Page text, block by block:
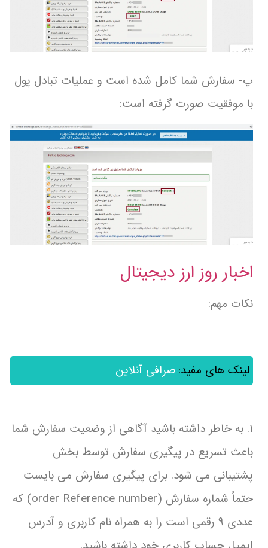
پ- سفارش شما کامل شده است و عملیات تبادل پول
با موفقیت صورت گرفته است:
اخبار روز ارز دیجیتال
نکات مهم:
لینک های مفید:صرافی آنلاین
۱. به خاطر داشته باشید آگاهی از وضعیت سفارش شما
باعث تسریع در پیگیری سفارش توسط بخش
پشتیبانی می شود. برای پیگیری سفارش می بایست
حتماً شماره سفارش (order Reference number) که
عددی ۹ رقمی است را به همراه نام کاربری و آدرس